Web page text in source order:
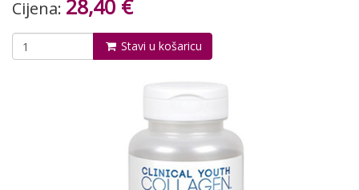
Cijena: 28,40 €
Stavi u košaricu